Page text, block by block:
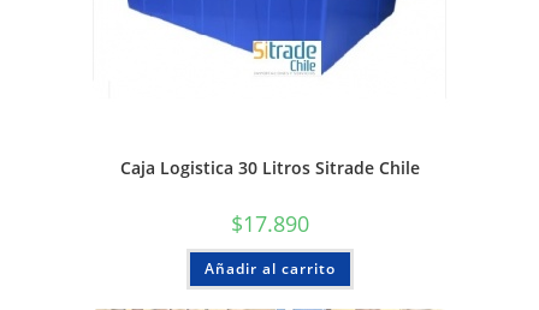
Caja Logistica 30 Litros Sitrade Chile
$17.890
Añadir al carrito